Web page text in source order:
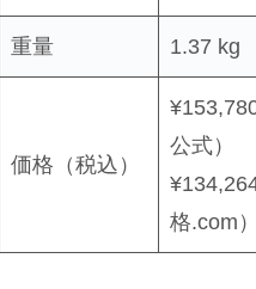
重量 1.37 kg
価格（税込）
公式）
格.com）